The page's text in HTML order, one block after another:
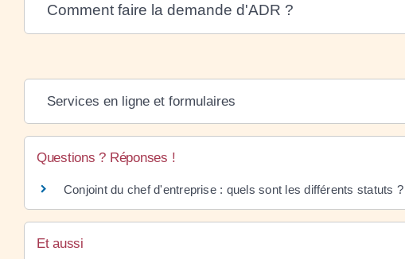
Comment faire la demande d'ADR ?
Services en ligne et formulaires
Questions ? Réponses !
Conjoint du chef d'entreprise : quels sont les différents statuts ?
Et aussi